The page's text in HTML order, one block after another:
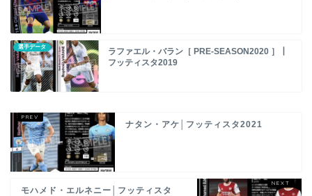
選手データ
ラファエル・バラン［ PRE-SEASON2020 ］┃
フッティスタ2019
ナタン・アケ│フッティスタ2021
モハメド・エルネニー│フッティスタ